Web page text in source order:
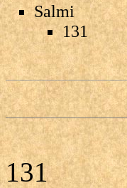
Salmi
131
131